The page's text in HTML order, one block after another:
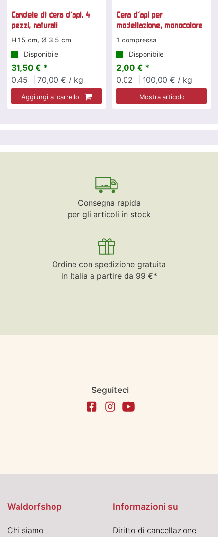
Candele di cera d'api, 4
pezzi, naturali
H 15 cm, Ø 3,5 cm
Disponibile
31,50 € *
0.45
| 70,00 € / kg
Aggiungi al carrello
Cera d'api per
modellazione, monocolore
1 compressa
Disponibile
2,00 € *
0.02
| 100,00 € / kg
Mostra articolo
Consegna rapida
per gli articoli in stock
Ordine con spedizione gratuita
in Italia a partire da 99 €*
Seguiteci
Waldorfshop
Chi siamo
Informazioni su
Diritto di cancellazione